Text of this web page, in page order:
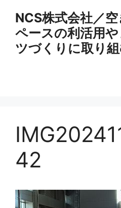
NCS株式会社／
ペースの利活用
ツづくりに取り
42